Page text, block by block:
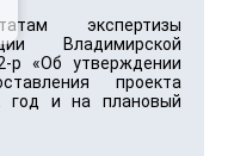
экспертизы
Владимирской
«Об утверждении
проекта
год и на плановый